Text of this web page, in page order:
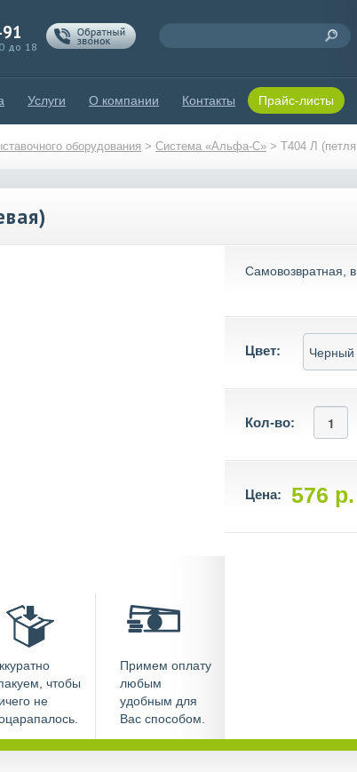
до 18
Услуги О компании Контакты Прайс-листы
оборудования > Система «Альфа-С» > T404 Л
чтобы
не
Примем оплату
любым
удобным для
Вас способом.
Самовозвратная,
Цвет:
Кол-во:
Цена: 576 р.